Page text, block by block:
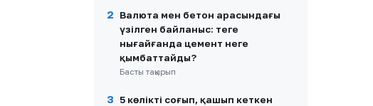
Канададағы беделді
университетке жұмысқа
орналасты
2
Валюта мен бетон арасындағы
үзілген байланыс: теңге
нығайғанда цемент неге
қымбаттайды?
Басты тақырып
3
5 көлікті соғып, қашып кеткен